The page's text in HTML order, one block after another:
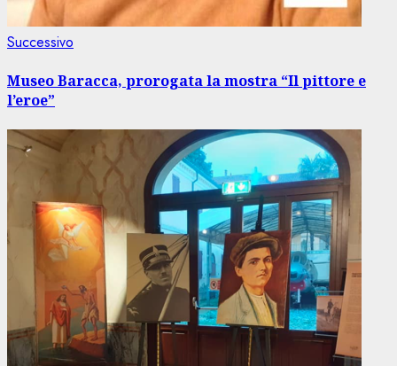
Successivo
Museo Baracca, prorogata la mostra “Il pittore e
l’eroe”